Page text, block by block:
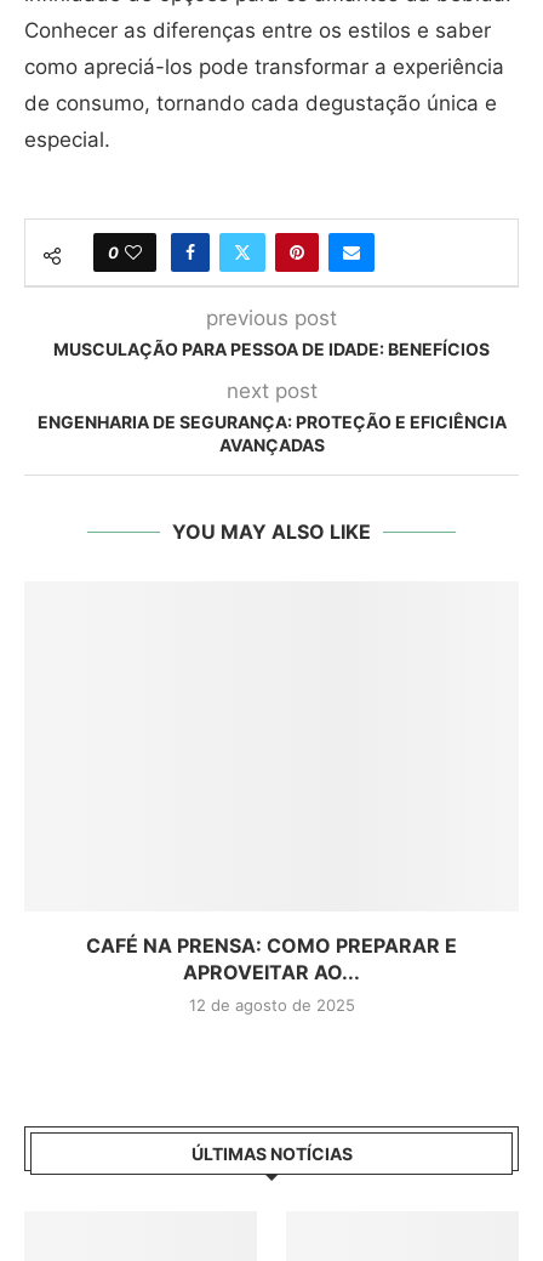
Conhecer as diferenças entre os estilos e saber
como apreciá-los pode transformar a experiência
de consumo, tornando cada degustação única e
especial.
0
previous post
MUSCULAÇÃO PARA PESSOA DE IDADE: BENEFÍCIOS
next post
ENGENHARIA DE SEGURANÇA: PROTEÇÃO E EFICIÊNCIA
AVANÇADAS
YOU MAY ALSO LIKE
CAFÉ NA PRENSA: COMO PREPARAR E
APROVEITAR AO...
12 de agosto de 2025
ÚLTIMAS NOTÍCIAS